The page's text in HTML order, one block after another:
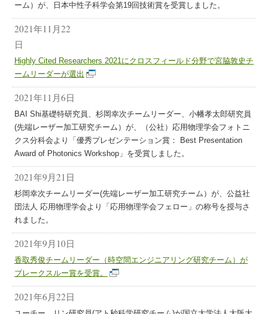
ーム）が、日本中性子科学会第19回技術賞を受賞しました。
2021年11月22
日
Highly Cited Researchers 2021にクロスフィールド分野で宮脇敦史チ
ームリーダーが選出
2021年11月6日
BAI Shi基礎特研究員、杉岡幸次チームリーダー、小幡孝太郎研究員
(先端レーザー加工研究チーム）が、（公社）応用物理学会フォトニ
クス分科会より「優秀プレゼンテーション賞： Best Presentation
Award of Photonics Workshop」を受賞しました。
2021年9月21日
杉岡幸次チームリーダー(先端レーザー加工研究チーム）が、公益社
団法人 応用物理学会より「応用物理学会フェロー」の称号を授与さ
れました。
2021年9月10日
香取秀俊チームリーダー（時空間エンジニアリング研究チーム）が
ブレークスルー賞を受賞。
2021年6月22日